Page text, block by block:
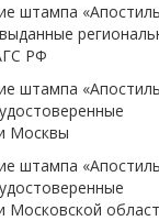
штампа
РФ
штампа
Москвы
штампа
Московской